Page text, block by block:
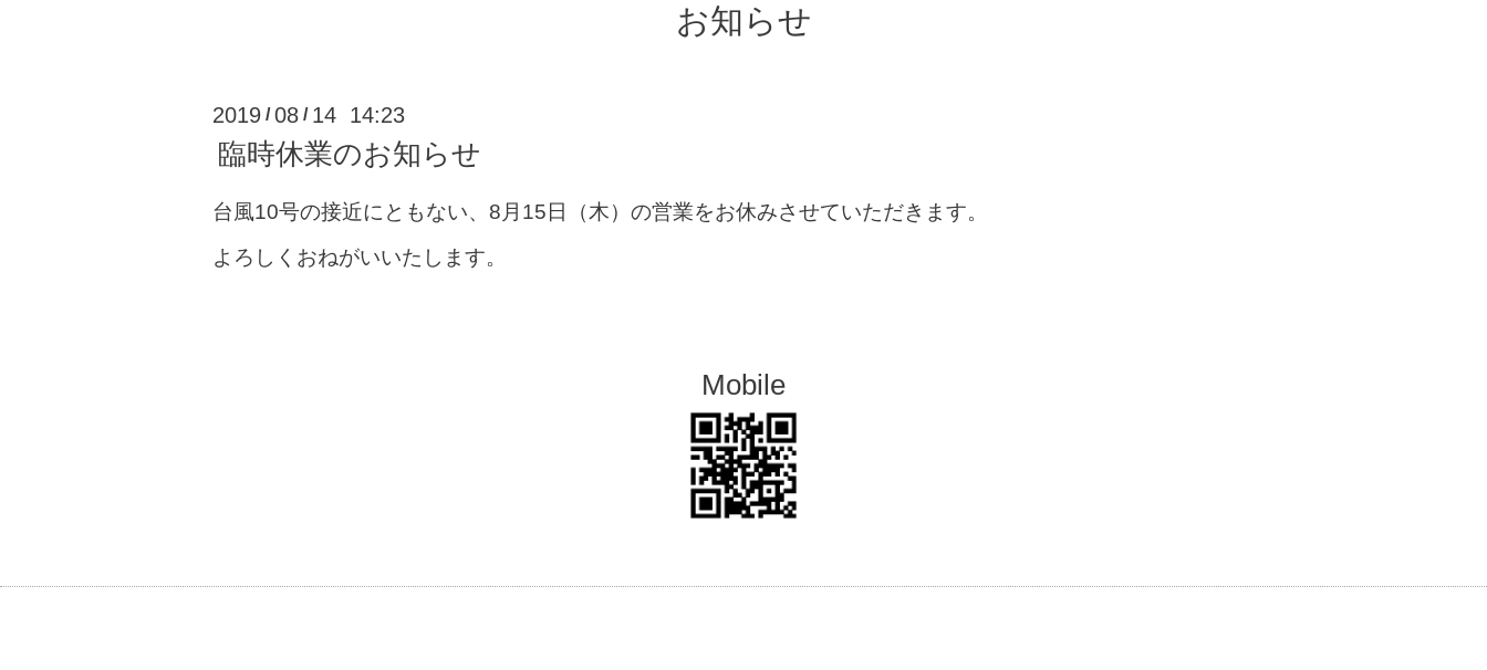
お知らせ
2019 /08 / 14 14:23
臨時休業のお知らせ
台風10号の接近にともない、8月15日（木）の営業をお休みさせていただきます。
よろしくおねがいいたします。
Mobile